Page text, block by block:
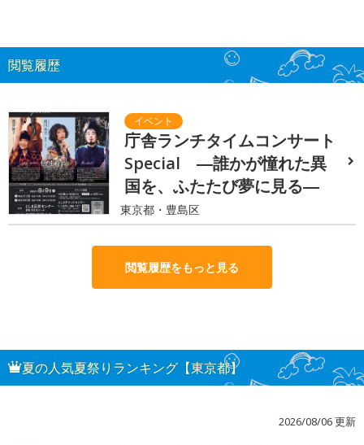
閲覧履歴
庁舎ランチタイムコンサート
Special ―誰かが憧れた異
国を、ふたたび夢に見る―
東京都・豊島区
閲覧履歴をもっと見る
夏の人気夏祭りランキング【東京都】
2026/08/06 更新